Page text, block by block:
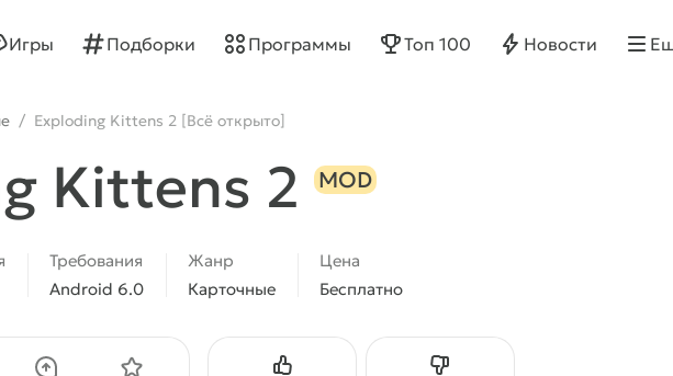
Игры Подборки Программы Топ 100 Новости
/ Exploding Kittens 2 [Всё открыто]
Kittens 2 MOD
Требования
Android 6.0
Жанр
Карточные
Цена
Бесплатно